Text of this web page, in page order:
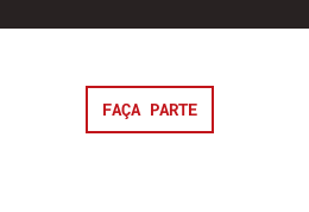
FAÇA PARTE